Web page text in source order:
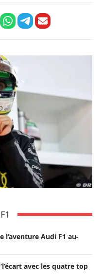
Audi F1 au-
avec les quatre top